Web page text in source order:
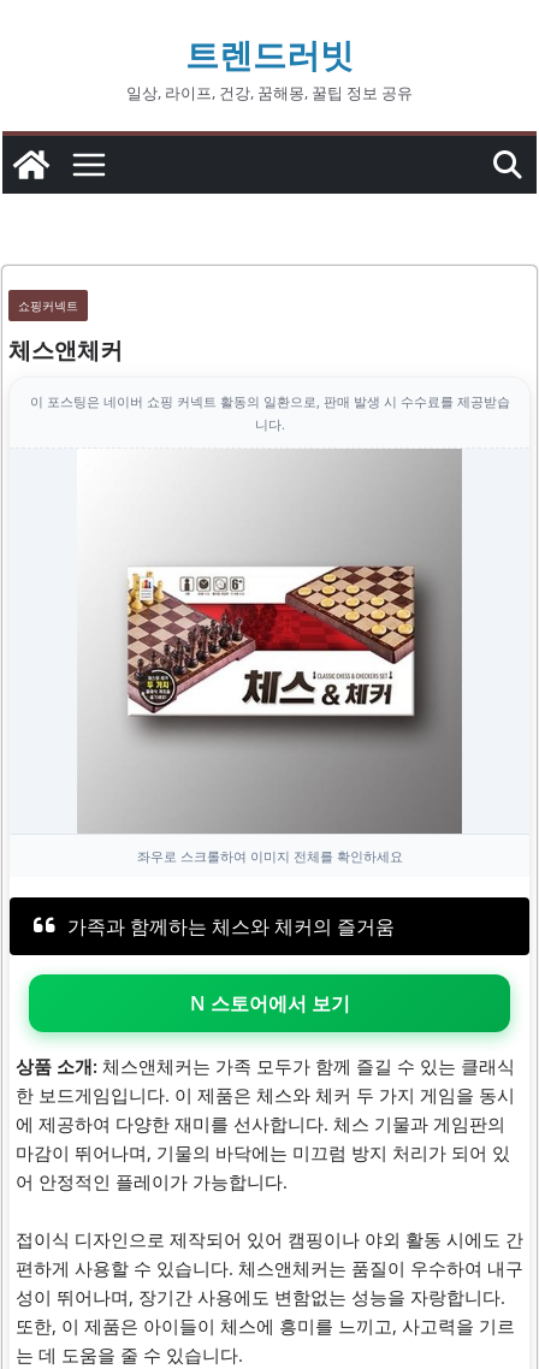
트렌드러빗
일상, 라이프, 건강, 꿈해몽, 꿀팁 정보 공유
쇼핑커넥트
체스앤체커
이 포스팅은 네이버 쇼핑 커넥트 활동의 일환으로, 판매 발생 시 수수료를 제공받습
니다.
좌우로 스크롤하여 이미지 전체를 확인하세요
가족과 함께하는 체스와 체커의 즐거움
N 스토어에서 보기
상품 소개: 체스앤체커는 가족 모두가 함께 즐길 수 있는 클래식
한 보드게임입니다. 이 제품은 체스와 체커 두 가지 게임을 동시
에 제공하여 다양한 재미를 선사합니다. 체스 기물과 게임판의
마감이 뛰어나며, 기물의 바닥에는 미끄럼 방지 처리가 되어 있
어 안정적인 플레이가 가능합니다.
접이식 디자인으로 제작되어 있어 캠핑이나 야외 활동 시에도 간
편하게 사용할 수 있습니다. 체스앤체커는 품질이 우수하여 내구
성이 뛰어나며, 장기간 사용에도 변함없는 성능을 자랑합니다.
또한, 이 제품은 아이들이 체스에 흥미를 느끼고, 사고력을 기르
는 데 도움을 줄 수 있습니다.